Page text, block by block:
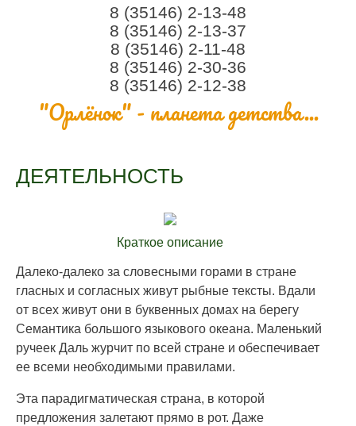
8 (35146) 2-13-48
8 (35146) 2-13-37
8 (35146) 2-11-48
8 (35146) 2-30-36
8 (35146) 2-12-38
"Орлёнок" - планета детства...
ДЕЯТЕЛЬНОСТЬ
Краткое описание
Далеко-далеко за словесными горами в стране
гласных и согласных живут рыбные тексты. Вдали
от всех живут они в буквенных домах на берегу
Семантика большого языкового океана. Маленький
ручеек Даль журчит по всей стране и обеспечивает
ее всеми необходимыми правилами.
Эта парадигматическая страна, в которой
предложения залетают прямо в рот. Даже